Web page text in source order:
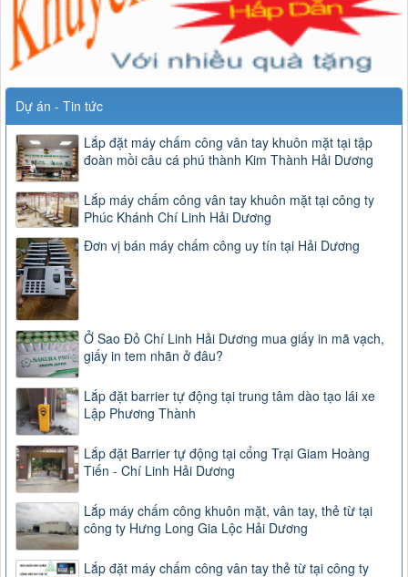
Dự án - Tin tức
Lắp đặt máy chấm công vân tay khuôn mặt tại tập
đoàn mồi câu cá phú thành Kim Thành Hải Dương
Lắp máy chấm công vân tay khuôn mặt tại công ty
Phúc Khánh Chí Linh Hải Dương
Đơn vị bán máy chấm công uy tín tại Hải Dương
Ở Sao Đỏ Chí Linh Hải Dương mua giấy in mã vạch,
giấy in tem nhãn ở đâu?
Lắp đặt barrier tự động tại trung tâm dào tạo lái xe
Lập Phương Thành
Lắp đặt Barrier tự động tại cổng Trại Giam Hoàng
Tiến - Chí Linh Hải Dương
Lắp máy chấm công khuôn mặt, vân tay, thẻ từ tại
công ty Hưng Long Gia Lộc Hải Dương
Lắp đặt máy chấm công vân tay thẻ từ tại công ty